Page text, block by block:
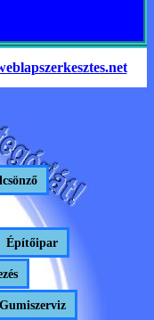
Építőipar
Gumiszerviz